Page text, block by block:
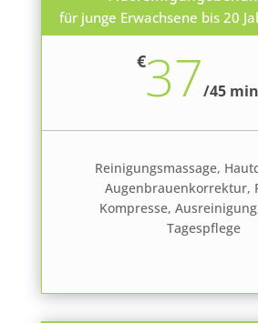
für junge Erwachsene bis 20
€37/45
Reinigungsmassage,
Augenbrauenkorrektur,
Kompresse,
Tagespflege